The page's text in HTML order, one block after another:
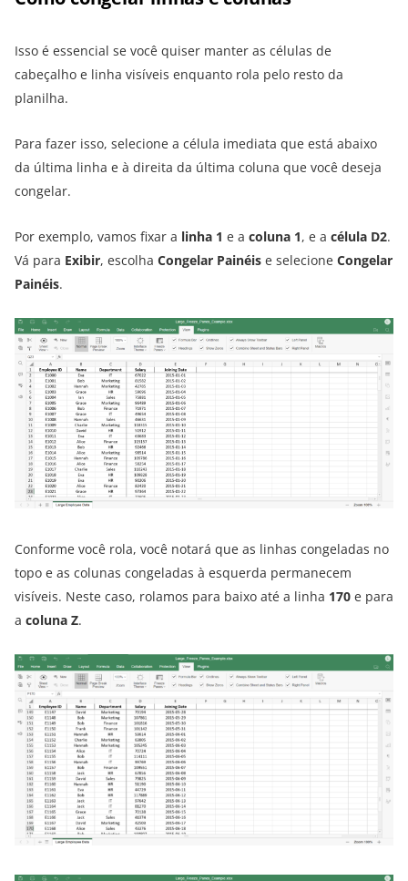
Isso é essencial se você quiser manter as células de
cabeçalho e linha visíveis enquanto rola pelo resto da
planilha.
Para fazer isso, selecione a célula imediata que está abaixo
da última linha e à direita da última coluna que você deseja
congelar.
Por exemplo, vamos fixar a linha 1 e a coluna 1, e a célula D2.
Vá para Exibir, escolha Congelar Painéis e selecione Congelar
Painéis.
Conforme você rola, você notará que as linhas congeladas no
topo e as colunas congeladas à esquerda permanecem
visíveis. Neste caso, rolamos para baixo até a linha 170 e para
a coluna Z.